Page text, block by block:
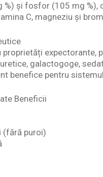
%) și fosfor (105 mg %),
C, magneziu și
proprietăți expectorante,
galactogoge,
benefice pentru
Beneficii
(fără puroi)